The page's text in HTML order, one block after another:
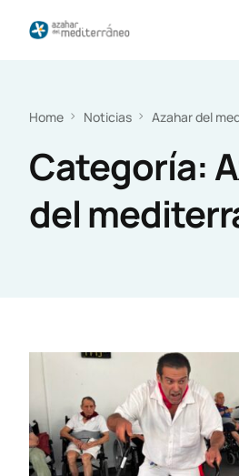
Home Noticias Azahar del
Categoría:
del